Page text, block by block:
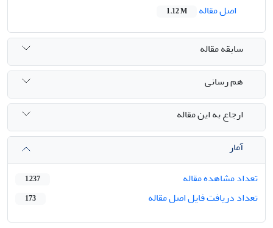
اصل مقاله
1.12 M
سابقه مقاله
هم رسانی
ارجاع به این مقاله
آمار
تعداد مشاهده مقاله
1,237
تعداد دریافت فایل اصل مقاله 173